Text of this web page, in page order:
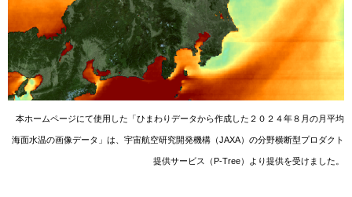
本ホームページにて使用した「ひまわりデータから作成した２０２４年８月の月平均
海面水温の画像データ」は、宇宙航空研究開発機構（JAXA）の分野横断型プロダクト
提供サービス（P-Tree）より提供を受けました。